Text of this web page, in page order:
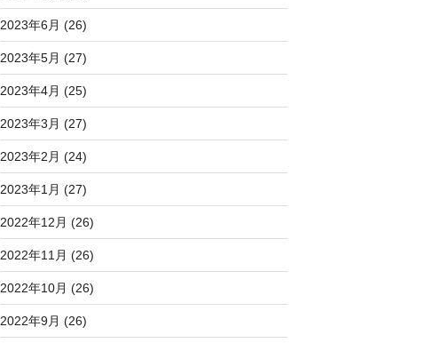
2023年6月 (26)
2023年5月 (27)
2023年4月 (25)
2023年3月 (27)
2023年2月 (24)
2023年1月 (27)
2022年12月 (26)
2022年11月 (26)
2022年10月 (26)
2022年9月 (26)